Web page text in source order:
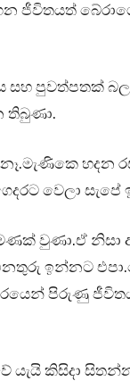
ජීවිතයත්
සහ පුවත්පතක්
තිබුණා.
හදන
වෙලා සැපේ
වුණා.ඒ
ඉන්නට
පිරුණු
යැයි කිසිදා